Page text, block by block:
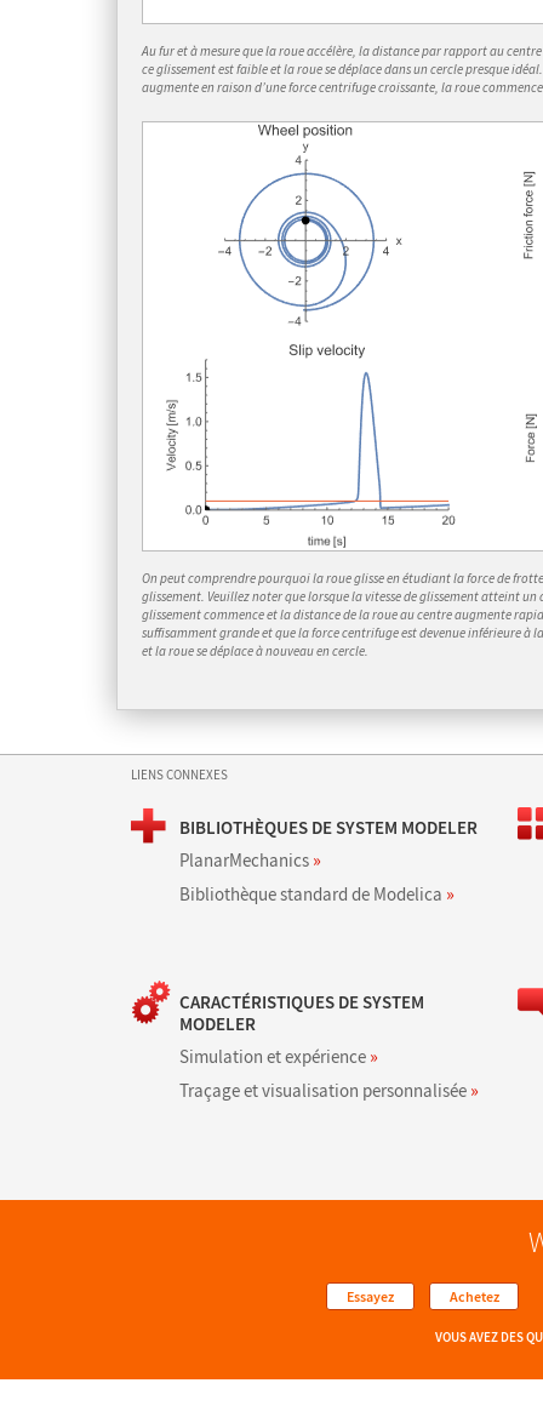
Au fur et à mesure que la roue accélère, la distance par rapport au
ce glissement est faible et la roue se déplace dans un cercle presque
augmente en raison d’une force centrifuge croissante, la roue
On peut comprendre pourquoi la roue glisse en étudiant la force de
glissement. Veuillez noter que lorsque la vitesse de glissement atteint
glissement commence et la distance de la roue au centre augmente
suffisamment grande et que la force centrifuge est devenue inférieure à
et la roue se déplace à nouveau en cercle.
LIENS CONNEXES
BIBLIOTHÈQUES DE SYSTEM MODELER
PlanarMechanics »
Bibliothèque standard de Modelica »
CARACTÉRISTIQUES DE SYSTEM
MODELER
Simulation et expérience »
Traçage et visualisation personnalisée »
Essayez Achetez
VOUS AVEZ DES